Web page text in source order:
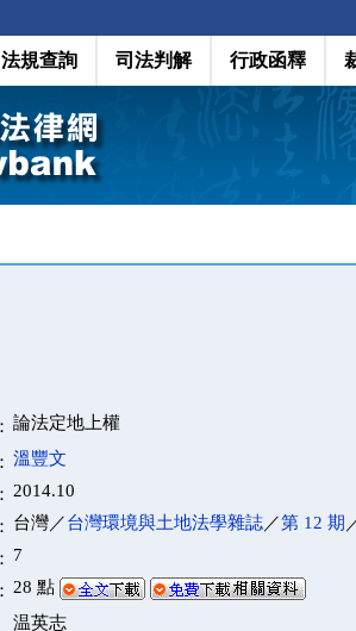
法規查詢 司法判解 行政函釋
論法定地上權
溫豐文
2014.10
台灣／台灣環境與土地法學雜誌／第 12 期
7
28 點
温英志